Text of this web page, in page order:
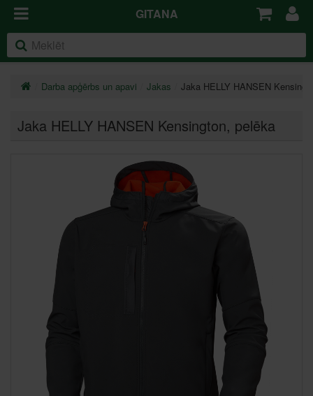
GITANA
Darba apģērbs un apavi Jakas Jaka HELLY HANSEN
Jaka HELLY HANSEN Kensington, pelēka